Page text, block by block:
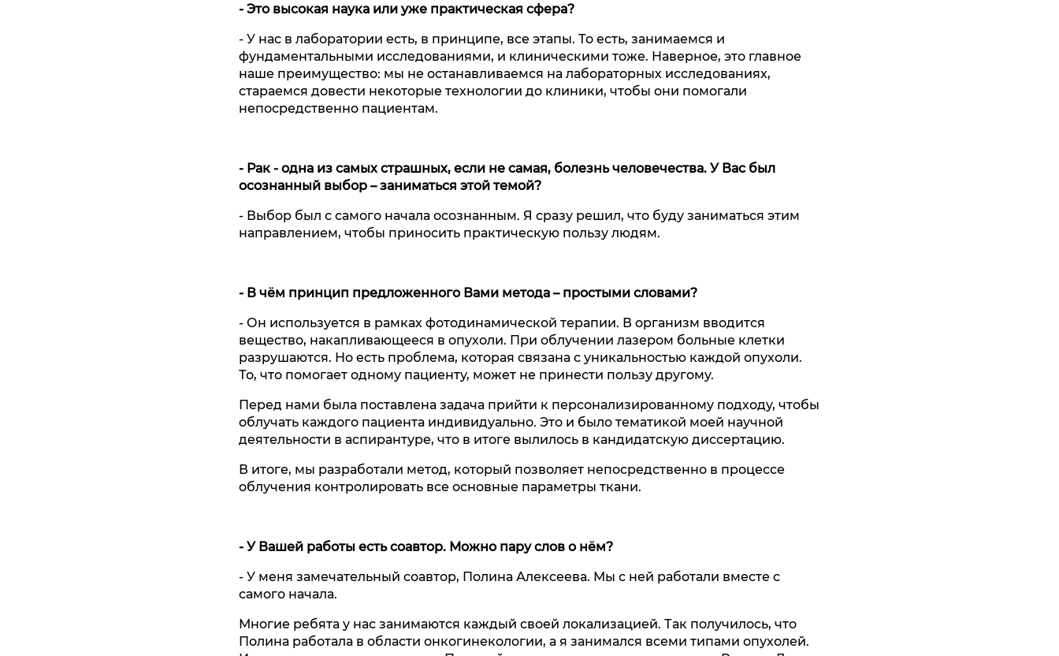
- Это высокая наука или уже практическая сфера?
- У нас в лаборатории есть, в принципе, все этапы. То есть, занимаемся и
фундаментальными исследованиями, и клиническими тоже. Наверное, это главное
наше преимущество: мы не останавливаемся на лабораторных исследованиях,
стараемся довести некоторые технологии до клиники, чтобы они помогали
непосредственно пациентам.
- Рак - одна из самых страшных, если не самая, болезнь человечества. У Вас был
осознанный выбор – заниматься этой темой?
- Выбор был с самого начала осознанным. Я сразу решил, что буду заниматься этим
направлением, чтобы приносить практическую пользу людям.
- В чём принцип предложенного Вами метода – простыми словами?
- Он используется в рамках фотодинамической терапии. В организм вводится
вещество, накапливающееся в опухоли. При облучении лазером больные клетки
разрушаются. Но есть проблема, которая связана с уникальностью каждой опухоли.
То, что помогает одному пациенту, может не принести пользу другому.
Перед нами была поставлена задача прийти к персонализированному подходу, чтобы
облучать каждого пациента индивидуально. Это и было тематикой моей научной
деятельности в аспирантуре, что в итоге вылилось в кандидатскую диссертацию.
В итоге, мы разработали метод, который позволяет непосредственно в процессе
облучения контролировать все основные параметры ткани.
- У Вашей работы есть соавтор. Можно пару слов о нём?
- У меня замечательный соавтор, Полина Алексеева. Мы с ней работали вместе с
самого начала.
Многие ребята у нас занимаются каждый своей локализацией. Так получилось, что
Полина работала в области онкогинекологии, а я занимался всеми типами опухолей.